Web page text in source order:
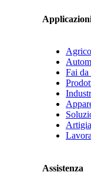
Fai da
Assistenza